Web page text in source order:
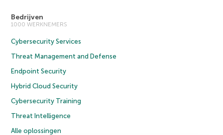
Bedrijven
1000 WERKNEMERS
Cybersecurity Services
Threat Management and Defense
Endpoint Security
Hybrid Cloud Security
Cybersecurity Training
Threat Intelligence
Alle oplossingen